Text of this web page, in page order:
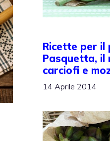
Ricette per il
Pasquetta, il
carciofi e
14 Aprile 2014